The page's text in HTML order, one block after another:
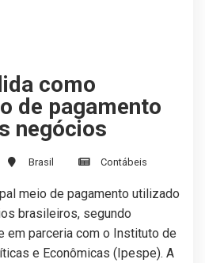
como
de pagamento
negócios
Brasil Contábeis
meio de pagamento utilizado
brasileiros, segundo
em parceria com o Instituto de
e Econômicas (Ipespe). A